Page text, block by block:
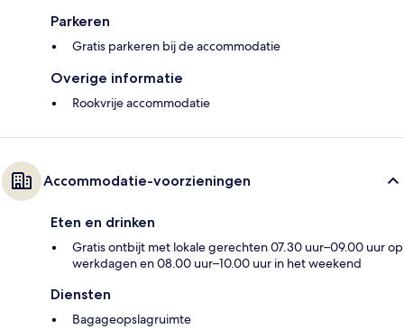
Parkeren
Gratis parkeren bij de accommodatie
Overige informatie
Rookvrije accommodatie
Accommodatie-voorzieningen
Eten en drinken
Gratis ontbijt met lokale gerechten 07.30 uur–09.00 uur op
werkdagen en 08.00 uur–10.00 uur in het weekend
Diensten
Bagageopslagruimte